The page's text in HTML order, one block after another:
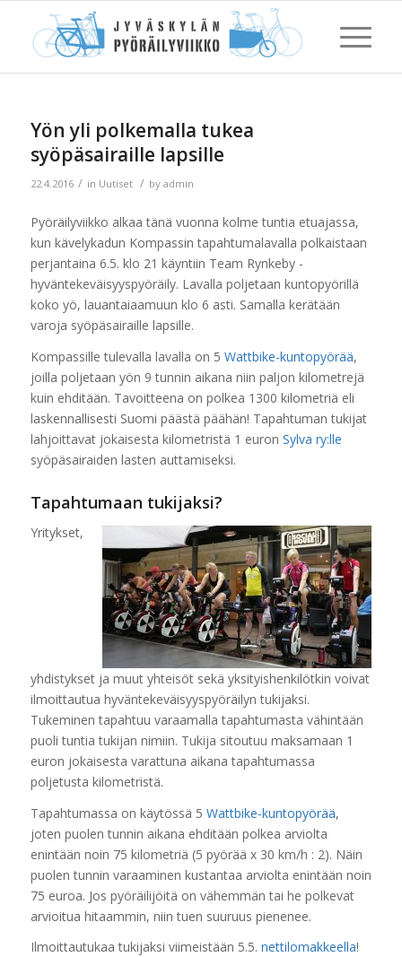
Yön yli polkemalla tukea
syöpäsairaille lapsille
22.4.2016 / in Uutiset / by admin
Pyöräilyviikko alkaa tänä vuonna kolme tuntia etuajassa,
kun kävelykadun Kompassin tapahtumalavalla polkaistaan
perjantaina 6.5. klo 21 käyntiin Team Rynkeby -
hyväntekeväisyyspyöräily. Lavalla poljetaan kuntopyörillä
koko yö, lauantaiaamuun klo 6 asti. Samalla kerätään
varoja syöpäsairaille lapsille.
Kompassille tulevalla lavalla on 5 Wattbike-kuntopyörää,
joilla poljetaan yön 9 tunnin aikana niin paljon kilometrejä
kuin ehditään. Tavoitteena on polkea 1300 kilometriä eli
laskennallisesti Suomi päästä päähän! Tapahtuman tukijat
lahjoittavat jokaisesta kilometristä 1 euron Sylva ry:lle
syöpäsairaiden lasten auttamiseksi.
Tapahtumaan tukijaksi?
Yritykset,
yhdistykset ja muut yhteisöt sekä yksityishenkilötkin voivat
ilmoittautua hyväntekeväisyyspyöräilyn tukijaksi.
Tukeminen tapahtuu varaamalla tapahtumasta vähintään
puoli tuntia tukijan nimiin. Tukija sitoutuu maksamaan 1
euron jokaisesta varattuna aikana tapahtumassa
poljetusta kilometristä.
Tapahtumassa on käytössä 5 Wattbike-kuntopyörää,
joten puolen tunnin aikana ehditään polkea arviolta
enintään noin 75 kilometriä (5 pyörää x 30 km/h : 2). Näin
puolen tunnin varaaminen kustantaa arviolta enintään noin
75 euroa. Jos pyöräilijöitä on vähemmän tai he polkevat
arvioitua hitaammin, niin tuen suuruus pienenee.
Ilmoittautukaa tukijaksi viimeistään 5.5. nettilomakkeella!